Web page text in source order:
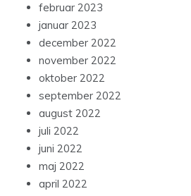
februar 2023
januar 2023
december 2022
november 2022
oktober 2022
september 2022
august 2022
juli 2022
juni 2022
maj 2022
april 2022